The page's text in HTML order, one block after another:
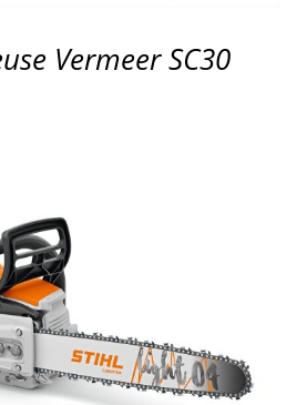
Vermeer SC30